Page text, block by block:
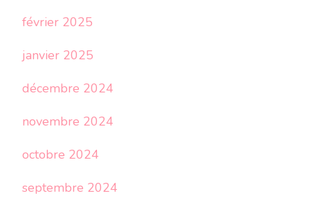
février 2025
janvier 2025
décembre 2024
novembre 2024
octobre 2024
septembre 2024